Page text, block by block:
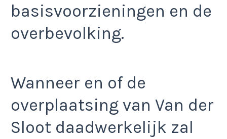
basisvoorzieningen en de
overbevolking.
Wanneer en of de
overplaatsing van Van der
Sloot daadwerkelijk zal